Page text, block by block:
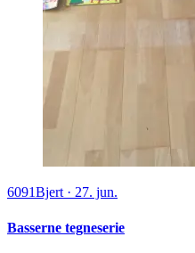
6091Bjert · 27. jun.
Basserne tegneserie